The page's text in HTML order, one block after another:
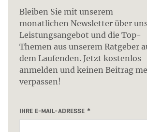
Bleiben Sie mit unserem
monatlichen Newsletter über
Leistungsangebot und die Top-
Themen aus unserem Ratgeber
dem Laufenden. Jetzt kostenlos
anmelden und keinen Beitrag
verpassen!
IHRE E-MAIL-ADRESSE